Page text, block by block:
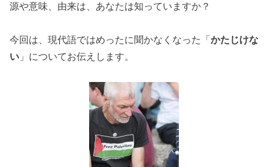
源や意味、由来は、あなたは知っていますか？
今回は、現代語ではめったに聞かなくなった「 かたじけな
い 」についてお伝えします。